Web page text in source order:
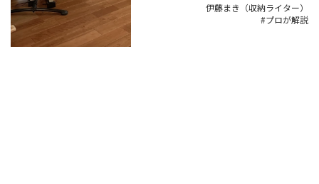
伊藤まき（収納ライター）
プロが解説